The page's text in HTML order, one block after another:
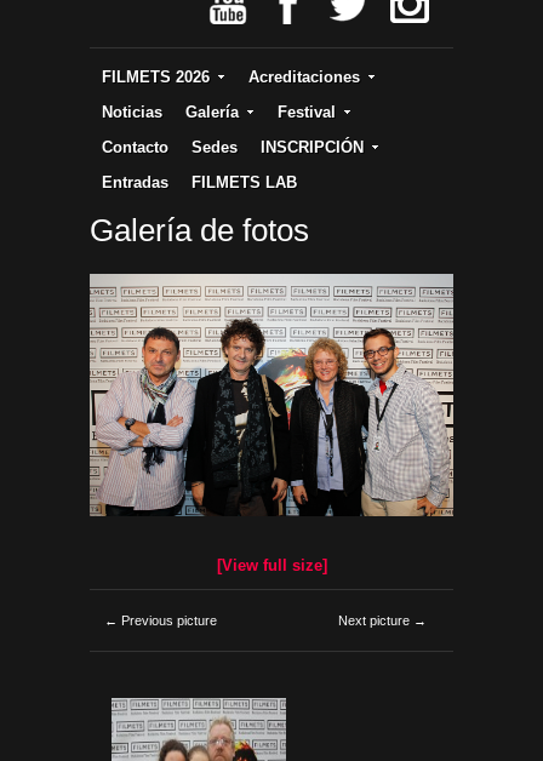
FILMETS 2026
Acreditaciones
Noticias
Galería
Festival
Contacto
Sedes
INSCRIPCIÓN
Entradas
FILMETS LAB
Galería de fotos
[View full size]
← Previous picture Next picture →